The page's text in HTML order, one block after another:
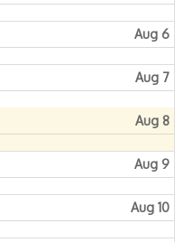
Aug 6
Aug 7
Aug 8
Aug 9
Aug 10